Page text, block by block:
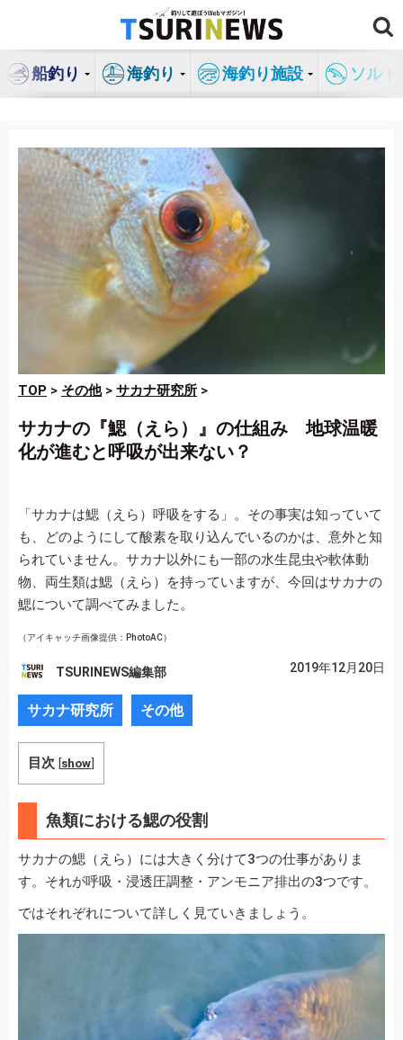
ン
船釣り 海釣り 海釣り施設 ソル
TOP > その他> サカナ研究所 >
サカナの『鰓（えら）』の仕組み 地球温暖
化が進むと呼吸が出来ない？
「サカナは鰓（えら）呼吸をする」。その事実は知っていて
も、どのようにして酸素を取り込んでいるのかは、意外と知
られていません。サカナ以外にも一部の水生昆虫や軟体動
物、両生類は鰓（えら）を持っていますが、今回はサカナの
鰓について調べてみました。
（アイキャッチ画像提供：PhotoAC）
TSURINEWS編集部 2019年12月20日
サカナ研究所 その他
目次 [show]
魚類における鰓の役割
サカナの鰓（えら）には大きく分けて3つの仕事がありま
す。それが呼吸・浸透圧調整・アンモニア排出の3つです。
ではそれぞれについて詳しく見ていきましょう。